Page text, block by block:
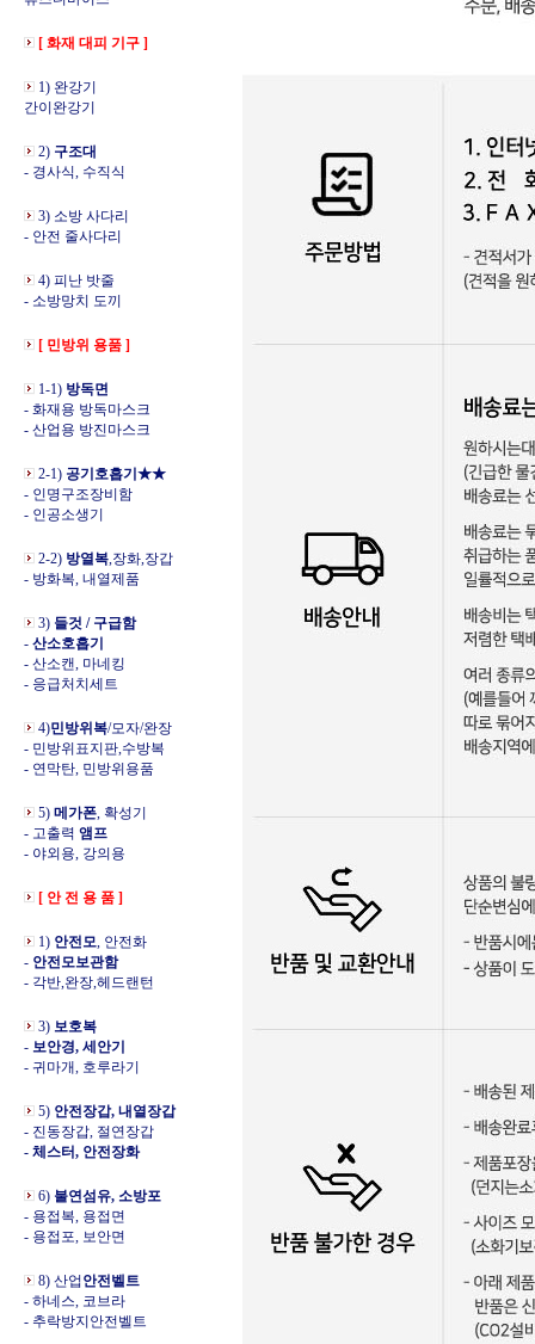
[ 화재 대피 기구 ]
1) 완강기
간이완강기
2) 구조대
- 경사식, 수직식
3) 소방 사다리
- 안전 줄사다리
4) 피난 밧줄
- 소방망치 도끼
[ 민방위 용품 ]
1-1) 방독면
- 화재용 방독마스크
- 산업용 방진마스크
2-1) 공기호흡기★★
- 인명구조장비함
- 인공소생기
2-2) 방열복,장화,장갑
- 방화복, 내열제품
3) 들것 / 구급함
- 산소호흡기
- 산소캔, 마네킹
- 응급처치세트
4)민방위복/모자/완장
- 민방위표지판,수방복
- 연막탄, 민방위용품
5) 메가폰, 확성기
- 고출력 앰프
- 야외용, 강의용
[ 안 전 용 품 ]
1) 안전모, 안전화
- 안전모보관함
- 각반,완장,헤드랜턴
3) 보호복
- 보안경, 세안기
- 귀마개, 호루라기
5) 안전장갑, 내열장갑
- 진동장갑, 절연장갑
- 체스터, 안전장화
6) 불연섬유, 소방포
- 용접복, 용접면
- 용접포, 보안면
8) 산업 안전벨트
- 하네스, 코브라
- 추락방지안전벨트